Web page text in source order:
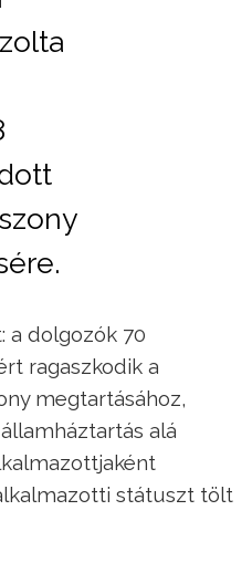
a dolgozók 70
ragaszkodik a
megtartásához,
alá
státuszt tölt